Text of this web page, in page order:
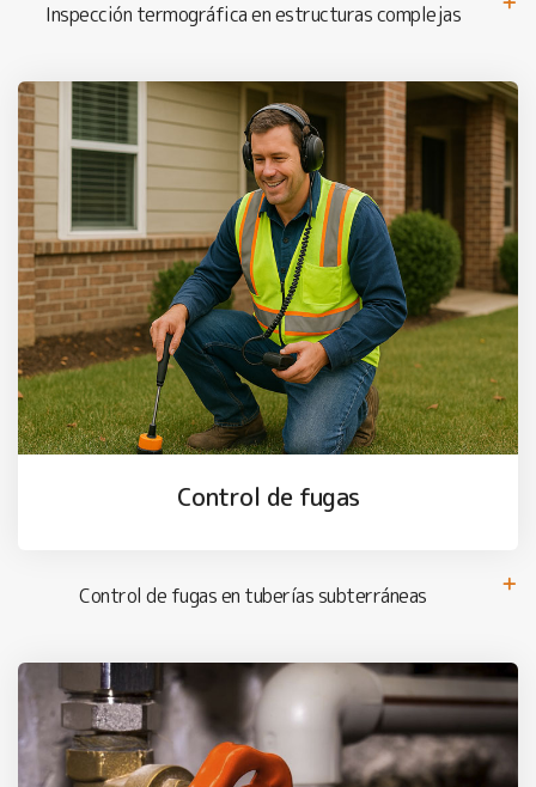
Inspección termográfica en estructuras complejas
Control de fugas
Control de fugas en tuberías subterráneas